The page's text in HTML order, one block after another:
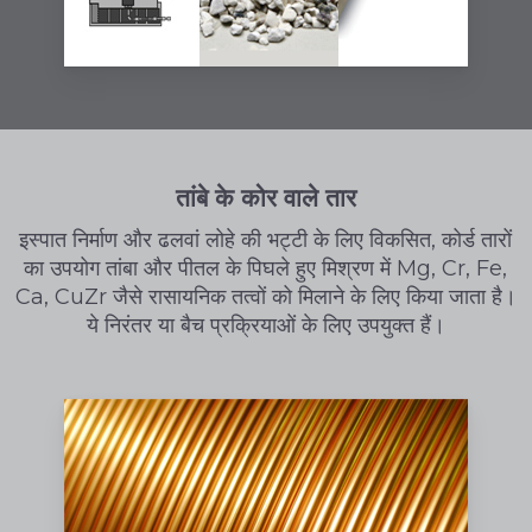
तांबे के कोर वाले तार
इस्पात निर्माण और ढलवां लोहे की भट्टी के लिए विकसित, कोर्ड तारों
का उपयोग तांबा और पीतल के पिघले हुए मिश्रण में Mg, Cr, Fe,
Ca, CuZr जैसे रासायनिक तत्वों को मिलाने के लिए किया जाता है।
ये निरंतर या बैच प्रक्रियाओं के लिए उपयुक्त हैं।